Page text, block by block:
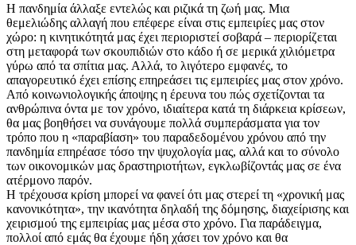
Η πανδημία άλλαξε εντελώς και ριζικά τη ζωή μας. Μια
θεμελιώδης αλλαγή που επέφερε είναι στις εμπειρίες μας στον
χώρο: η κινητικότητά μας έχει περιοριστεί σοβαρά – περιορίζεται
στη μεταφορά των σκουπιδιών στο κάδο ή σε μερικά χιλιόμετρα
γύρω από τα σπίτια μας. Αλλά, το λιγότερο εμφανές, το
απαγορευτικό έχει επίσης επηρεάσει τις εμπειρίες μας στον χρόνο.
Από κοινωνιολογικής άποψης η έρευνα του πώς σχετίζονται τα
ανθρώπινα όντα με τον χρόνο, ιδιαίτερα κατά τη διάρκεια κρίσεων,
θα μας βοηθήσει να συνάγουμε πολλά συμπεράσματα για τον
τρόπο που η «παραβίαση» του παραδεδομένου χρόνου από την
πανδημία επηρέασε τόσο την ψυχολογία μας, αλλά και το σύνολο
των οικονομικών μας δραστηριοτήτων, εγκλωβίζοντάς μας σε ένα
ατέρμονο παρόν.
Η τρέχουσα κρίση μπορεί να φανεί ότι μας στερεί τη «χρονική μας
κανονικότητα», την ικανότητα δηλαδή της δόμησης, διαχείρισης και
χειρισμού της εμπειρίας μας μέσα στο χρόνο. Για παράδειγμα,
πολλοί από εμάς θα έχουμε ήδη χάσει τον χρόνο και θα